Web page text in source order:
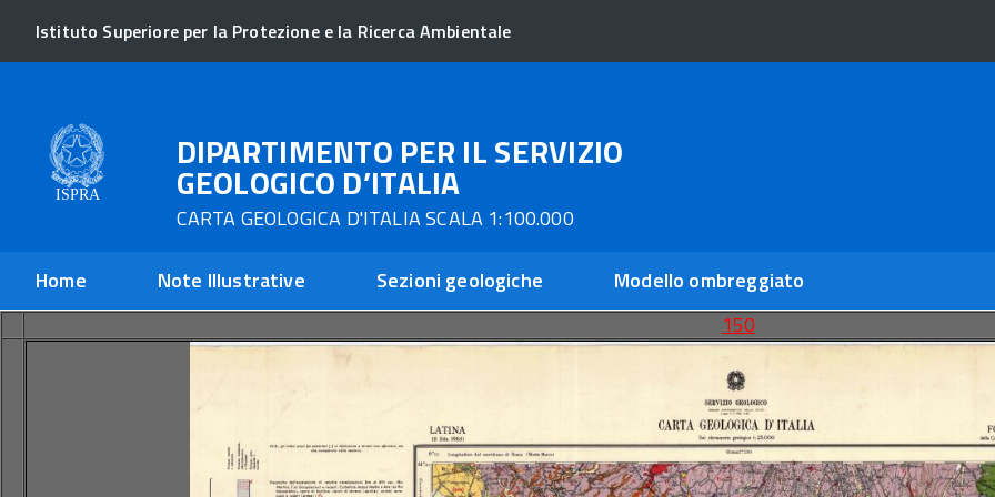
Istituto Superiore per la Protezione e la Ricerca Ambientale
DIPARTIMENTO PER IL SERVIZIO
GEOLOGICO D’ITALIA
CARTA GEOLOGICA D'ITALIA SCALA 1:100.000
Home Note Illustrative Sezioni geologiche
Modello ombreggiato
150